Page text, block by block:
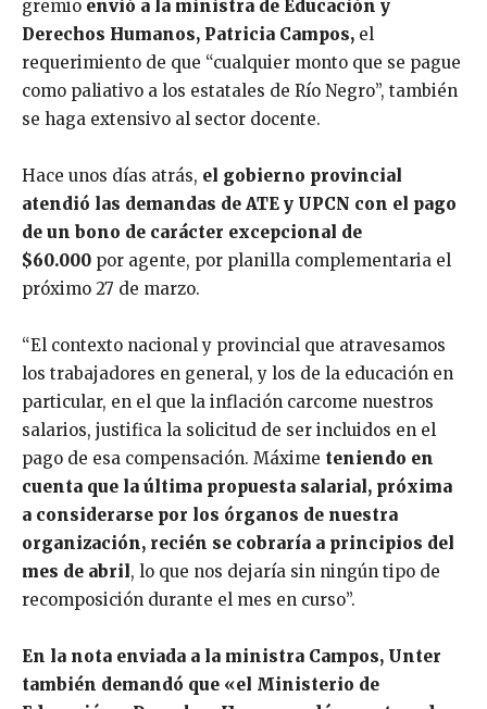
gremio envió a la ministra de Educación y
Derechos Humanos, Patricia Campos, el
requerimiento de que “cualquier monto que se pague
como paliativo a los estatales de Río Negro”, también
se haga extensivo al sector docente.
Hace unos días atrás, el gobierno provincial
atendió las demandas de ATE y UPCN con el pago
de un bono de carácter excepcional de
$60.000 por agente, por planilla complementaria el
próximo 27 de marzo.
“El contexto nacional y provincial que atravesamos
los trabajadores en general, y los de la educación en
particular, en el que la inflación carcome nuestros
salarios, justifica la solicitud de ser incluidos en el
pago de esa compensación. Máxime teniendo en
cuenta que la última propuesta salarial, próxima
a considerarse por los órganos de nuestra
organización, recién se cobraría a principios del
mes de abril, lo que nos dejaría sin ningún tipo de
recomposición durante el mes en curso”.
En la nota enviada a la ministra Campos, Unter
también demandó que «el Ministerio de